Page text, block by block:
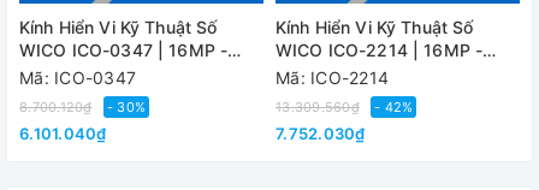
- 01 x điều khiển từ xa
- 01 x đường HDMI
- 01 x USB
Kính Hiển Vi Kỹ Thuật Số
WICO ICO-0347 | 16MP -
Cổng HDMI/USB
Mã: ICO-0347
8.700.120₫ - 30%
6.101.040₫
Kính Hiển Vi Kỹ Thuật Số
WICO ICO-2214 | 16MP -
Cổng HDMI/USB
Mã: ICO-2214
13.309.560₫ - 42%
7.752.030₫